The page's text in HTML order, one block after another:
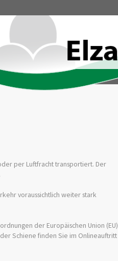
per Luftfracht transportiert. Der
voraussichtlich weiter stark
der Europäischen Union (EU)
Schiene finden Sie im Onlineauftritt